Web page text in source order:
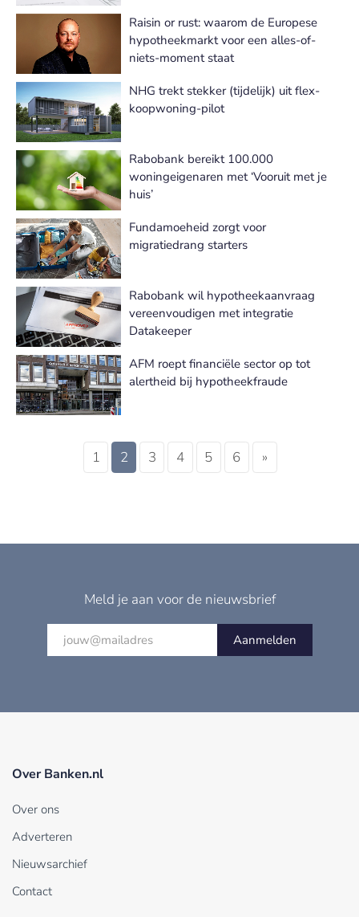
Raisin or rust: waarom de Europese
hypotheekmarkt voor een alles-of-
niets-moment staat
NHG trekt stekker (tijdelijk) uit flex-
koopwoning-pilot
Rabobank bereikt 100.000
woningeigenaren met ‘Vooruit met je
huis’
Fundamoeheid zorgt voor
migratiedrang starters
Rabobank wil hypotheekaanvraag
vereenvoudigen met integratie
Datakeeper
AFM roept financiële sector op tot
alertheid bij hypotheekfraude
1 2 3 4 5 6 »
Meld je aan voor de nieuwsbrief
Aanmelden
Over Banken.nl
Over ons
Adverteren
Nieuwsarchief
Contact